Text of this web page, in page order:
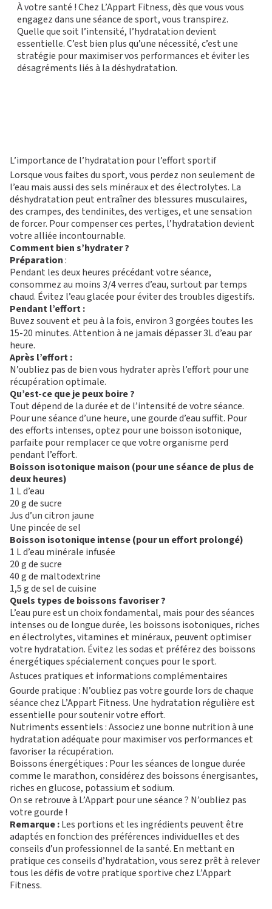
MOT
IVÉCOACHING
BLOG
DEVENIR FRANCHISÉ L’APPART FITNESS
À votre santé ! Chez L’Appart Fitness, dès que vous vous
engagez dans une séance de sport, vous transpirez.
Quelle que soit l’intensité, l’hydratation devient
essentielle. C’est bien plus qu’une nécessité, c’est une
stratégie pour maximiser vos performances et éviter les
désagréments liés à la déshydratation.
L’importance de l’hydratation pour l’effort sportif
Lorsque vous faites du sport, vous perdez non seulement de
l’eau mais aussi des sels minéraux et des électrolytes. La
déshydratation peut entraîner des blessures musculaires,
des crampes, des tendinites, des vertiges, et une sensation
de forcer. Pour compenser ces pertes, l’hydratation devient
votre alliée incontournable.
Comment bien s’hydrater ?
Préparation:
Pendant les deux heures précédant votre séance,
consommez au moins 3/4 verres d’eau, surtout par temps
chaud. Évitez l’eau glacée pour éviter des troubles digestifs.
Pendant l’effort :
Buvez souvent et peu à la fois, environ 3 gorgées toutes les
15-20 minutes. Attention à ne jamais dépasser 3L d’eau par
heure.
Après l’effort :
N’oubliez pas de bien vous hydrater après l’effort pour une
récupération optimale.
Qu’est-ce que je peux boire ?
Tout dépend de la durée et de l’intensité de votre séance.
Pour une séance d’une heure, une gourde d’eau suffit. Pour
des efforts intenses, optez pour une boisson isotonique,
parfaite pour remplacer ce que votre organisme perd
pendant l’effort.
Boisson isotonique maison (pour une séance de plus de
deux heures)
1 L d’eau
20 g de sucre
Jus d’un citron jaune
Une pincée de sel
Boisson isotonique intense (pour un effort prolongé)
1 L d’eau minérale infusée
20 g de sucre
40 g de maltodextrine
1,5 g de sel de cuisine
Quels types de boissons favoriser ?
L’eau pure est un choix fondamental, mais pour des séances
intenses ou de longue durée, les boissons isotoniques, riches
en électrolytes, vitamines et minéraux, peuvent optimiser
votre hydratation. Évitez les sodas et préférez des boissons
énergétiques spécialement conçues pour le sport.
Astuces pratiques et informations complémentaires
Gourde pratique : N’oubliez pas votre gourde lors de chaque
séance chez L’Appart Fitness. Une hydratation régulière est
essentielle pour soutenir votre effort.
Nutriments essentiels : Associez une bonne nutrition à une
hydratation adéquate pour maximiser vos performances et
favoriser la récupération.
Boissons énergétiques : Pour les séances de longue durée
comme le marathon, considérez des boissons énergisantes,
riches en glucose, potassium et sodium.
On se retrouve à L’Appart pour une séance ? N’oubliez pas
votre gourde !
Remarque :Les portions et les ingrédients peuvent être
adaptés en fonction des préférences individuelles et des
conseils d’un professionnel de la santé. En mettant en
pratique ces conseils d’hydratation, vous serez prêt à relever
tous les défis de votre pratique sportive chez L’Appart
Fitness.